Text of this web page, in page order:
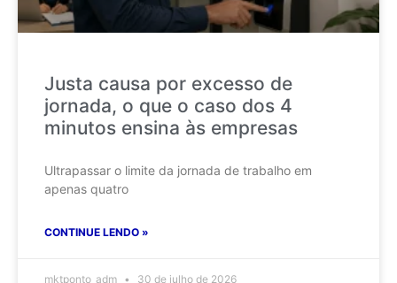
Justa causa por excesso de
jornada, o que o caso dos 4
minutos ensina às empresas
Ultrapassar o limite da jornada de trabalho em
apenas quatro
CONTINUE LENDO »
mktponto_adm 30 de julho de 2026